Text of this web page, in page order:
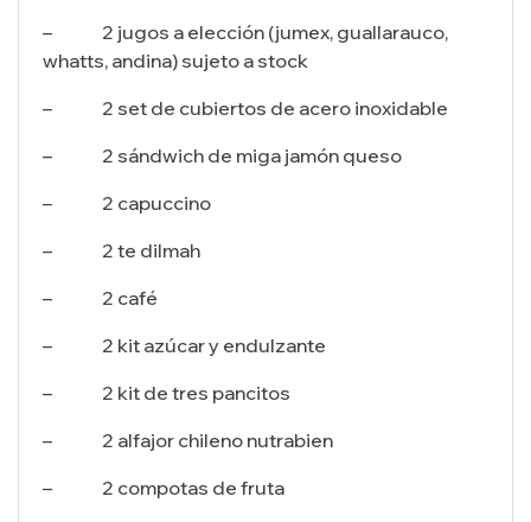
– 2 jugos a elección (jumex, guallarauco,
whatts, andina) sujeto a stock
– 2 set de cubiertos de acero inoxidable
– 2 sándwich de miga jamón queso
– 2 capuccino
– 2 te dilmah
– 2 café
– 2 kit azúcar y endulzante
– 2 kit de tres pancitos
– 2 alfajor chileno nutrabien
– 2 compotas de fruta